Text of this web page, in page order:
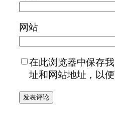
网站
在此浏览器中保存
址和网站地址，以